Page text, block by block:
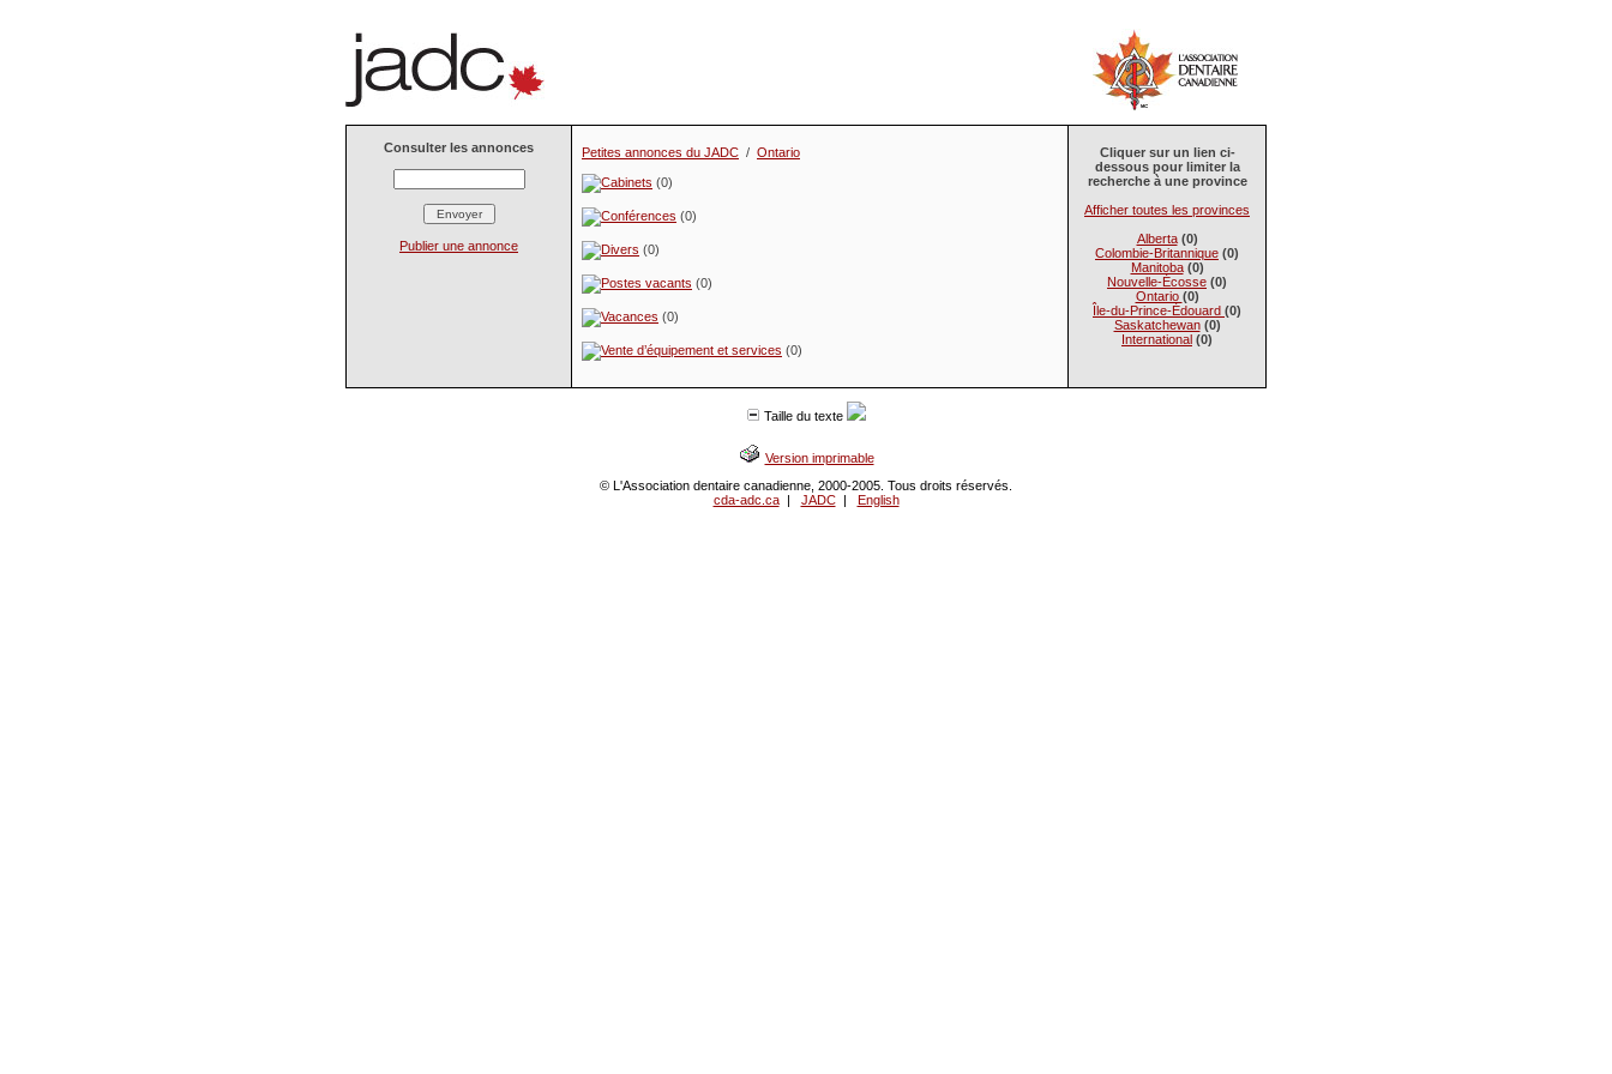
Consulter les annonces
Publier une annonce
Petites annonces du JADC / Ontario
Cabinets (0)
Conférences (0)
Divers (0)
Postes vacants (0)
Vacances (0)
Vente d’équipement et services (0)
Cliquer sur un lien ci-
dessous pour limiter la
recherche à une province
Afficher toutes les provinces
Alberta(0)
Colombie-Britannique (0)
Manitoba(0)
Nouvelle-Écosse (0)
Ontario (0)
Île-du-Prince-Édouard (0)
Saskatchewan(0)
International (0)
Taille du texte
Version imprimable
© L'Association dentaire canadienne, 2000-2005. Tous droits réservés.
cda-adc.ca| JADC| English